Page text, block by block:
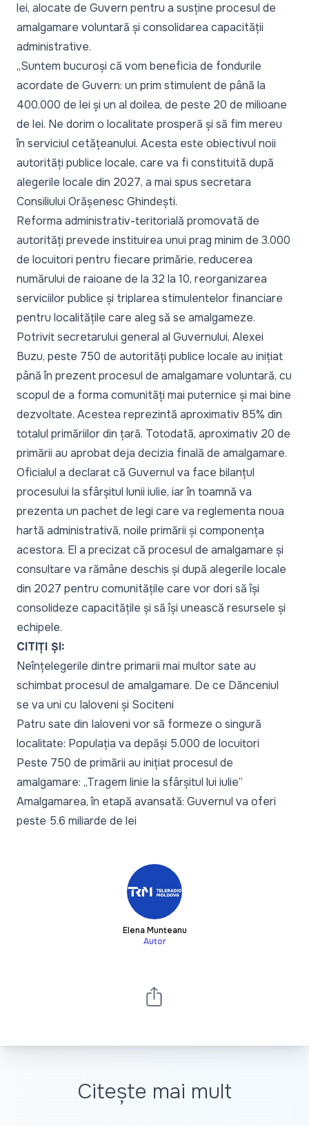
lei, alocate de Guvern pentru a susține procesul de
amalgamare voluntară și consolidarea capacității
administrative.
„Suntem bucuroși că vom beneficia de fondurile
acordate de Guvern: un prim stimulent de până la
400.000 de lei și un al doilea, de peste 20 de milioane
de lei. Ne dorim o localitate prosperă și să fim mereu
în serviciul cetățeanului. Acesta este obiectivul noii
autorități publice locale, care va fi constituită după
alegerile locale din 2027, a mai spus secretara
Consiliului Orășenesc Ghindești.
Reforma administrativ-teritorială promovată de
autorități prevede instituirea unui prag minim de 3.000
de locuitori pentru fiecare primărie, reducerea
numărului de raioane de la 32 la 10, reorganizarea
serviciilor publice și triplarea stimulentelor financiare
pentru localitățile care aleg să se amalgameze.
Potrivit secretarului general al Guvernului, Alexei
Buzu, peste 750 de autorități publice locale au inițiat
până în prezent procesul de amalgamare voluntară, cu
scopul de a forma comunități mai puternice și mai bine
dezvoltate. Acestea reprezintă aproximativ 85% din
totalul primăriilor din țară. Totodată, aproximativ 20 de
primării au aprobat deja decizia finală de amalgamare.
Oficialul a declarat că Guvernul va face bilanțul
procesului la sfârșitul lunii iulie, iar în toamnă va
prezenta un pachet de legi care va reglementa noua
hartă administrativă, noile primării și componența
acestora. El a precizat că procesul de amalgamare și
consultare va rămâne deschis și după alegerile locale
din 2027 pentru comunitățile care vor dori să își
consolideze capacitățile și să își unească resursele și
echipele.
CITIȚI ȘI:
Neînțelegerile dintre primarii mai multor sate au
schimbat procesul de amalgamare. De ce Dănceniul
se va uni cu Ialoveni și Sociteni
Patru sate din Ialoveni vor să formeze o singură
localitate: Populația va depăși 5.000 de locuitori
Peste 750 de primării au inițiat procesul de
amalgamare: „Tragem linie la sfârșitul lui iulie”
Amalgamarea, în etapă avansată: Guvernul va oferi
peste 5.6 miliarde de lei
Elena Munteanu
Autor
Citește mai mult